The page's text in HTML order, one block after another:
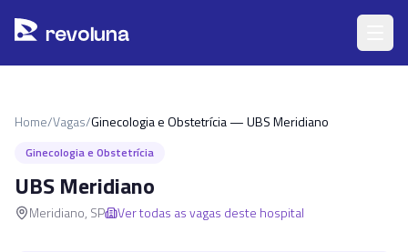
revoluna
Home/Vagas/Ginecologia e Obstetrícia — UBS Meridiano
Ginecologia e Obstetrícia
UBS Meridiano
Meridiano, SP Ver todas as vagas deste hospital